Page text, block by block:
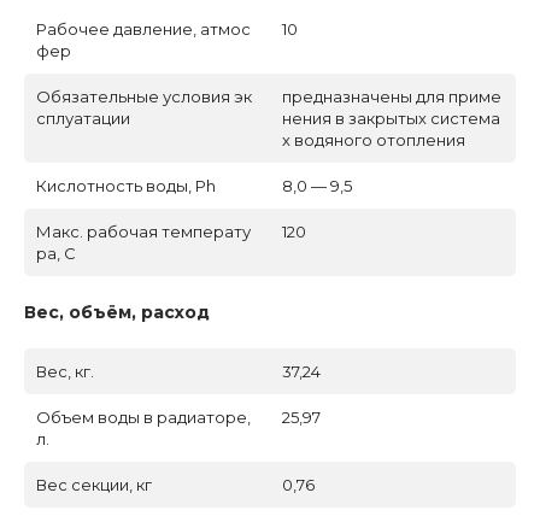
Рабочее давление, атмос
фер
10
Обязательные условия эк
сплуатации
предназначены для приме
нения в закрытых система
х водяного отопления
Кислотность воды, Ph 8,0 — 9,5
Макс. рабочая температу
ра, C
120
Вес, объём, расход
Вес, кг. 37,24
Объем воды в радиаторе,
л.
25,97
Вес секции, кг 0,76